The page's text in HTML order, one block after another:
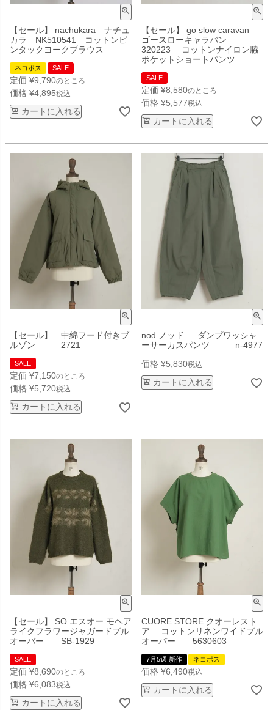
【セール】 nachukara ナチュ
カラ NK510541 コットンピ
ンタックヨークブラウス
ネコポス SALE
定価 ¥9,790のところ
価格 ¥4,895税込
カートに入れる
【セール】 go slow caravan
ゴースローキャラバン
320223 コットンナイロン脇
ポケットショートパンツ
SALE
定価 ¥8,580のところ
価格 ¥5,577税込
カートに入れる
【セール】 中綿フード付きブ
ルゾン 2721
SALE
定価 ¥7,150のところ
価格 ¥5,720税込
カートに入れる
nod ノッド ダンプワッシャ
ーサーカスパンツ n-4977
価格 ¥5,830税込
カートに入れる
【セール】 SO エスオー モヘア
ライクフラワージャガードプル
オーバー SB-1929
SALE
定価 ¥8,690のところ
価格 ¥6,083税込
カートに入れる
CUORE STORE クオーレスト
ア コットンリネンワイドプル
オーバー 5630603
7月5週 新作 ネコポス
価格 ¥6,490税込
カートに入れる